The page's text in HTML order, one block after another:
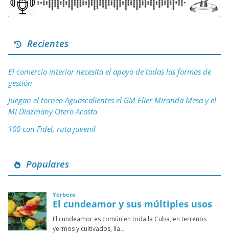
Recientes
El comercio interior necesita el apoyo de todas las formas de
gestión
Juegan el torneo Aguascalientes el GM Elier Miranda Mesa y el
MI Diazmany Otero Acosta
100 con Fidel, ruta juvenil
Populares